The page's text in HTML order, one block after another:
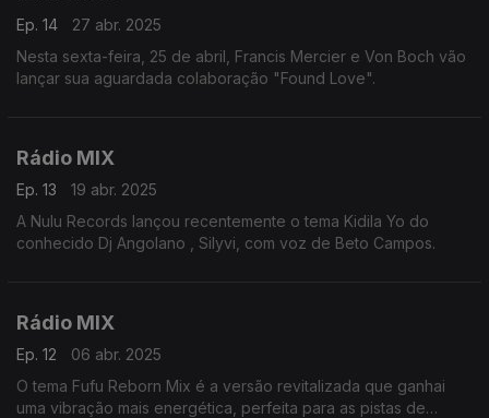
Ep. 14
27 abr. 2025
Nesta sexta-feira, 25 de abril, Francis Mercier e Von Boch vão
lançar sua aguardada colaboração "Found Love".
Rádio MIX
Ep. 13
19 abr. 2025
A Nulu Records lançou recentemente o tema Kidila Yo do
conhecido Dj Angolano , Silyvi, com voz de Beto Campos.
Rádio MIX
Ep. 12
06 abr. 2025
O tema Fufu Reborn Mix é a versão revitalizada que ganhai
uma vibração mais energética, perfeita para as pistas de